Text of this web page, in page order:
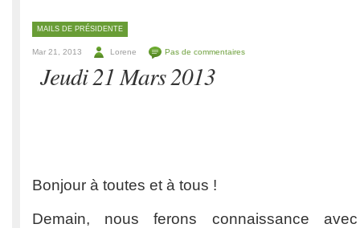
MAILS DE PRÉSIDENTE
Mar 21, 2013 Lorene Pas de commentaires
Jeudi 21 Mars 2013
Bonjour à toutes et à tous !
Demain, nous ferons connaissance